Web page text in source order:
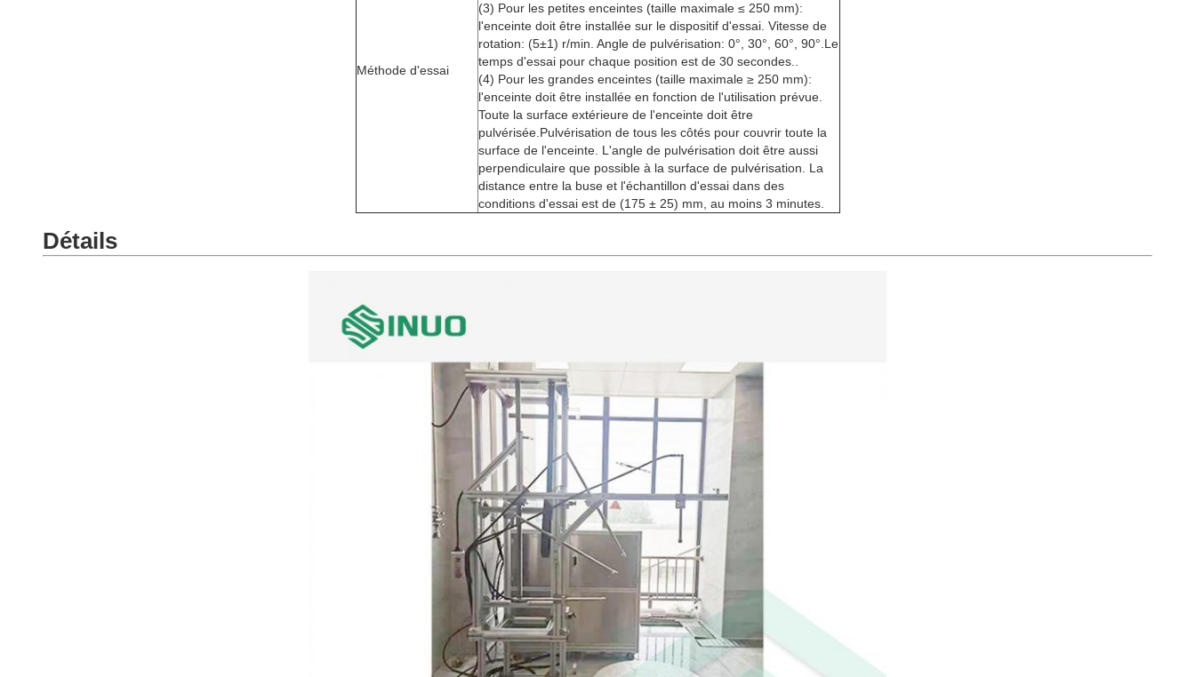
Méthode d'essai
(3) Pour les petites enceintes (taille maximale ≤ 250 mm):
l'enceinte doit être installée sur le dispositif d'essai. Vitesse de
rotation: (5±1) r/min. Angle de pulvérisation: 0°, 30°, 60°, 90°.Le
temps d'essai pour chaque position est de 30 secondes..
(4) Pour les grandes enceintes (taille maximale ≥ 250 mm):
l'enceinte doit être installée en fonction de l'utilisation prévue.
Toute la surface extérieure de l'enceinte doit être
pulvérisée.Pulvérisation de tous les côtés pour couvrir toute la
surface de l'enceinte. L'angle de pulvérisation doit être aussi
perpendiculaire que possible à la surface de pulvérisation. La
distance entre la buse et l'échantillon d'essai dans des
conditions d'essai est de (175 ± 25) mm, au moins 3 minutes.
Détails